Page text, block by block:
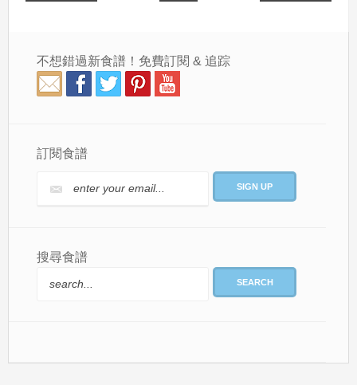
不想錯過新食譜！免費訂閱 & 追踪
訂閱食譜
搜尋食譜
SEARCH